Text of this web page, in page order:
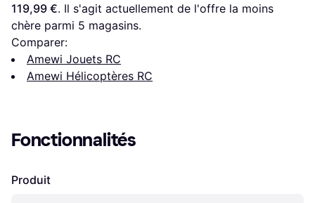
119,99 €. Il s'agit actuellement de l'offre la moins
chère parmi 5 magasins.
Comparer:
Amewi Jouets RC
Amewi Hélicoptères RC
Fonctionnalités
Produit